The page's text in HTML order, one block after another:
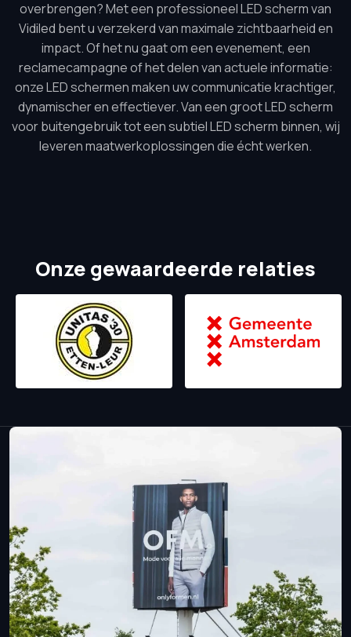
overbrengen? Met een professioneel LED scherm van
Vidiled bent u verzekerd van maximale zichtbaarheid en
impact. Of het nu gaat om een evenement, een
reclamecampagne of het delen van actuele informatie:
onze LED schermen maken uw communicatie krachtiger,
dynamischer en effectiever. Van een groot LED scherm
voor buitengebruik tot een subtiel LED scherm binnen, wij
leveren maatwerkoplossingen die écht werken.
Onze gewaardeerde relaties